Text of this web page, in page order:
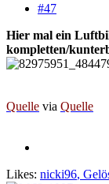
#47
Hier mal ein
kompletten/
Quelle via Quelle
Likes: nicki96,